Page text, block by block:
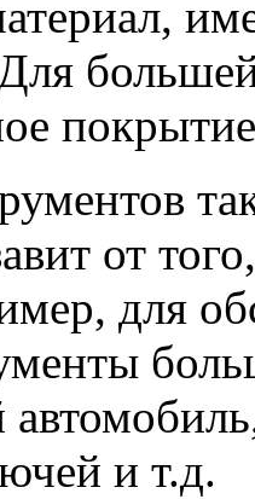
от
для
и т.д.